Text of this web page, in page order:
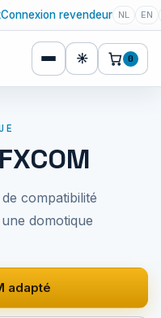
Connexion revendeur NL EN
☀ 0
compatibilité
domotique
adapté